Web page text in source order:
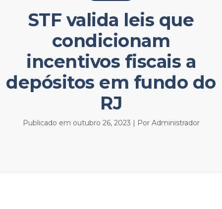
STF valida leis que
condicionam
incentivos fiscais a
depósitos em fundo do
RJ
Publicado em outubro 26, 2023 | Por Administrador